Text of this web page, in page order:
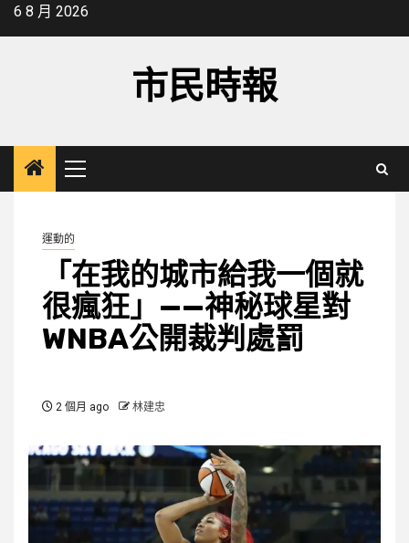
Skip6 8 月 2026
市民時報
Primary
Menu
運動的
「在我的城市給我一個就
很瘋狂」——神秘球星對
WNBA公開裁判處罰
2 個月 ago 林建忠